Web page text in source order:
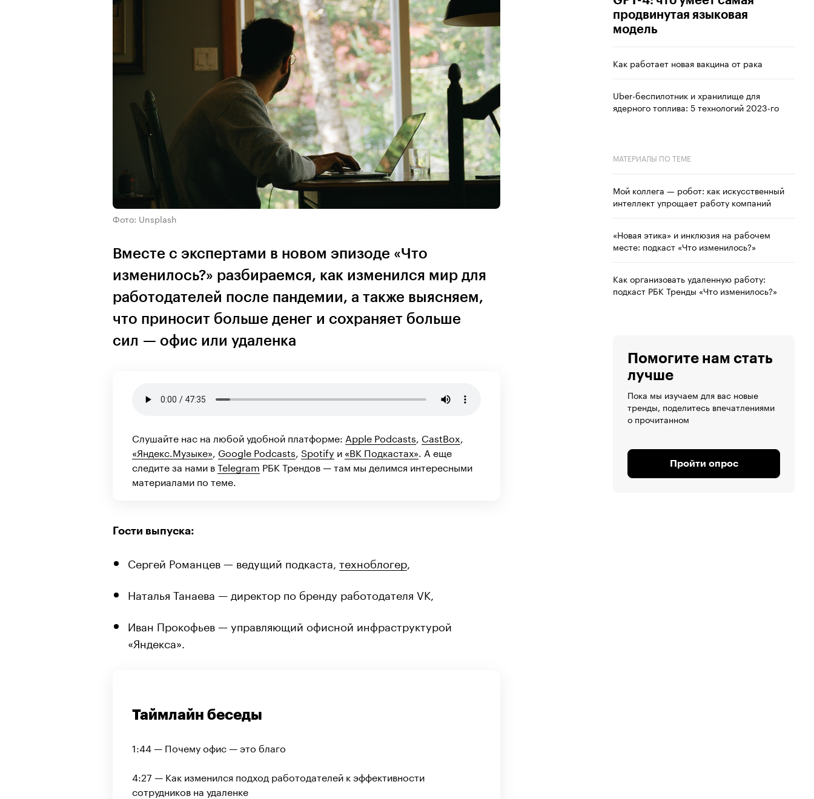
Фото: Unsplash
Вместе с экспертами в новом эпизоде «Что
изменилось?» разбираемся, как изменился мир для
работодателей после пандемии, а также выясняем,
что приносит больше денег и сохраняет больше
сил — офис или удаленка
Слушайте нас на любой удобной платформе: Apple Podcasts CastBox
«Яндекс.Музыке» Google Podcasts Spotify и «ВК Подкастах» . А еще
следите за нами вTelegram РБК Трендов — там мы делимся интересными
материалами по теме.
Гости выпуска:
Сергей Романцев — ведущий подкаста, техноблогер
Наталья Танаева — директор по бренду работодателя VK,
Иван Прокофьев — управляющий офисной инфраструктурой
«Яндекса».
Таймлайн беседы
1:44 — Почему офис — это благо
4:27 — Как изменился подход работодателей к эффективности
сотрудников на удаленке
продвинутая языковая
модель
Как работает новая вакцина от рака
Uber-беспилотник и хранилище для
ядерного топлива: 5 технологий 2023-го
МАТЕРИАЛЫ ПО ТЕМЕ
Мой коллега — робот: как искусственный
интеллект упрощает работу компаний
«Новая этика» и инклюзия на рабочем
месте: подкаст «Что изменилось?»
Как организовать удаленную работу:
подкаст РБК Тренды «Что изменилось?»
Помогите нам стать
лучше
Пока мы изучаем для вас новые
тренды, поделитесь впечатлениями
о прочитанном
Пройти опрос